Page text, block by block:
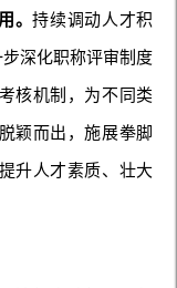
。持续调动人才积
深化职称评审制度
核机制，为不同类
颖而出，施展拳脚
升人才素质、壮大